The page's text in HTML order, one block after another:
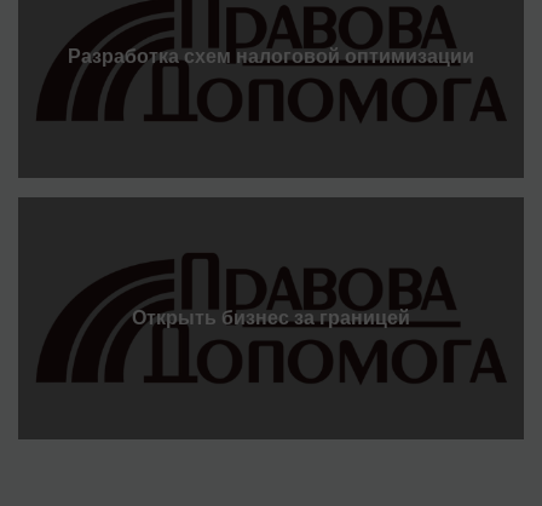
Разработка схем налоговой оптимизации
Открыть бизнес за границей